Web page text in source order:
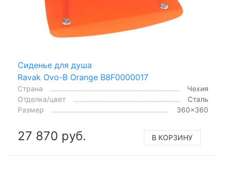
Сиденье для душа
Ravak Ovo-B Orange B8F0000017
Страна
Чехия
Отделка/цвет
Сталь
Размер
360x360
27 870 руб. В КОРЗИНУ